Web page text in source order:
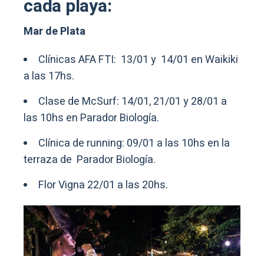
cada playa:
Mar de Plata
Clínicas AFA FTI: 13/01 y 14/01 en Waikiki
a las 17hs.
Clase de McSurf: 14/01, 21/01 y 28/01 a
las 10hs en Parador Biología.
Clínica de running: 09/01 a las 10hs en la
terraza de Parador Biología.
Flor Vigna 22/01 a las 20hs.